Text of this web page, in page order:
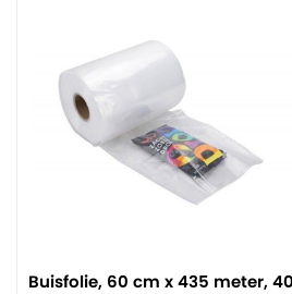
Buisfolie, 60 cm x 435 meter, 40